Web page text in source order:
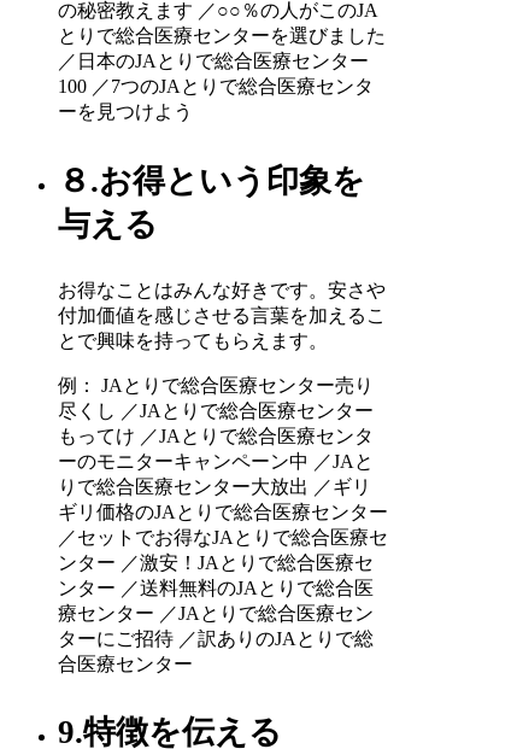
の秘密教えます ／○○％の人がこのJA
とりで総合医療センターを選びました
／日本のJAとりで総合医療センター
100 ／7つのJAとりで総合医療センタ
ーを見つけよう
８.お得という印象を
与える
お得なことはみんな好きです。安さや
付加価値を感じさせる言葉を加えるこ
とで興味を持ってもらえます。
例： JAとりで総合医療センター売り
尽くし ／JAとりで総合医療センター
もってけ ／JAとりで総合医療センタ
ーのモニターキャンペーン中 ／JAと
りで総合医療センター大放出 ／ギリ
ギリ価格のJAとりで総合医療センター
／セットでお得なJAとりで総合医療セ
ンター ／激安！JAとりで総合医療セ
ンター ／送料無料のJAとりで総合医
療センター ／JAとりで総合医療セン
ターにご招待 ／訳ありのJAとりで総
合医療センター
9.特徴を伝える